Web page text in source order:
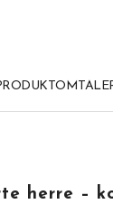
herre –